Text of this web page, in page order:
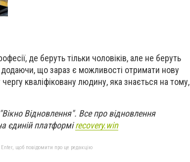
де беруть тільки чоловіків, але не беруть
що зараз є можливості отримати нову
кваліфіковану людину, яка знається на тому,
Відновлення". Все про відновлення
єдиній платформіrecovery.win
щоб повідомити про це редакцію